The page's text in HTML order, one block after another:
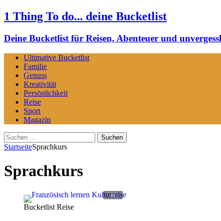
1 Thing To do... deine Bucketlist
Deine Bucketlist für Reisen, Abenteuer und
Ultimative Bucketlist
Familie
Genuss
Kreativität
Persönlichkeit
Reise
Sport
Magazin
Suchen
nach:
StartseiteSprachkurs
Sprachkurs
Bucketlist Reise